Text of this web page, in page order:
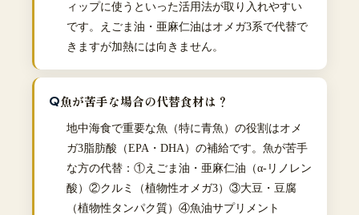
ィップに使うといった活用法が取り入れやすい
です。えごま油・亜麻仁油はオメガ3系で代替で
きますが加熱には向きません。
魚が苦手な場合の代替食材は？
地中海食で重要な魚（特に青魚）の役割はオメ
ガ3脂肪酸（EPA・DHA）の補給です。魚が苦手
な方の代替：①えごま油・亜麻仁油（α-リノレン
酸）②クルミ（植物性オメガ3）③大豆・豆腐
（植物性タンパク質）④魚油サプリメント